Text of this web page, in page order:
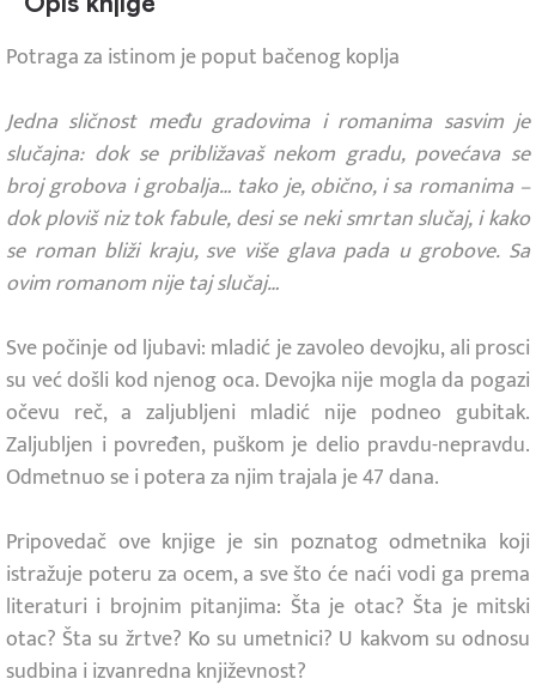
Potraga za istinom je poput bačenog koplja
Jedna sličnost među gradovima i romanima sasvim je
slučajna: dok se približavaš nekom gradu, povećava se
broj grobova i grobalja… tako je, obično, i sa romanima –
dok ploviš niz tok fabule, desi se neki smrtan slučaj, i kako
se roman bliži kraju, sve više glava pada u grobove. Sa
ovim romanom nije taj slučaj…
Sve počinje od ljubavi: mladić je zavoleo devojku, ali prosci
su već došli kod njenog oca. Devojka nije mogla da pogazi
očevu reč, a zaljubljeni mladić nije podneo gubitak.
Zaljubljen i povređen, puškom je delio pravdu-nepravdu.
Odmetnuo se i potera za njim trajala je 47 dana.
Pripovedač ove knjige je sin poznatog odmetnika koji
istražuje poteru za ocem, a sve što će naći vodi ga prema
literaturi i brojnim pitanjima: Šta je otac? Šta je mitski
otac? Šta su žrtve? Ko su umetnici? U kakvom su odnosu
sudbina i izvanredna književnost?